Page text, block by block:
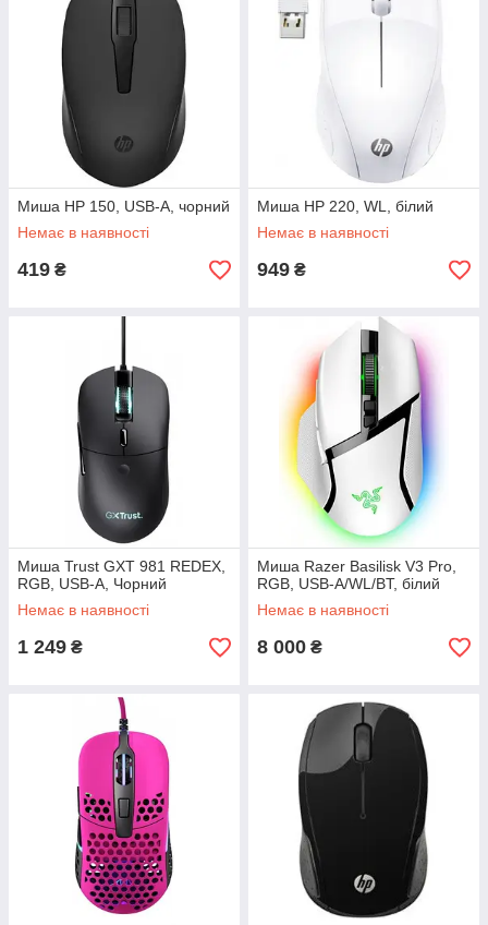
Миша HP 150, USB-A, чорний
Немає в наявності
419 ₴
Миша HP 220, WL, білий
Немає в наявності
949 ₴
Миша Trust GXT 981 REDEX,
RGB, USB-A, Чорний
Немає в наявності
1 249 ₴
Миша Razer Basilisk V3 Pro,
RGB, USB-A/WL/BT, білий
Немає в наявності
8 000 ₴